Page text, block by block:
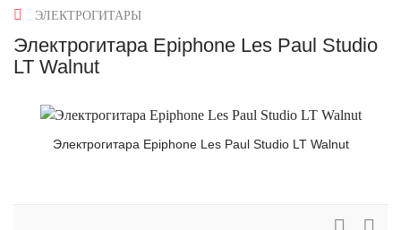
ЭЛЕКТРОГИТАРЫ
Электрогитара Epiphone Les Paul Studio
LT Walnut
Электрогитара Epiphone Les Paul Studio LT Walnut